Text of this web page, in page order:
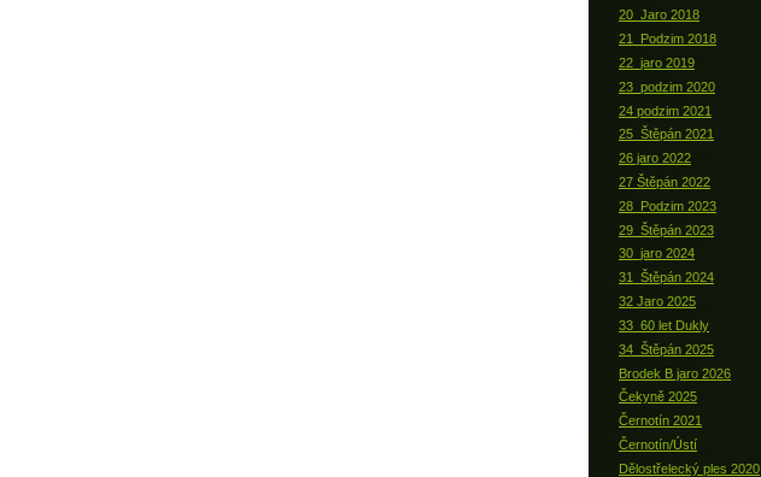
20_Jaro 2018
21_Podzim 2018
22_jaro 2019
23_podzim 2020
24 podzim 2021
25_Štěpán 2021
26 jaro 2022
27 Štěpán 2022
28_Podzim 2023
29_Štěpán 2023
30_jaro 2024
31_Štěpán 2024
32 Jaro 2025
33_60 let Dukly
34_Štěpán 2025
Brodek B jaro 2026
Čekyně 2025
Černotín 2021
Černotín/Ústí
Dělostřelecký ples 2020